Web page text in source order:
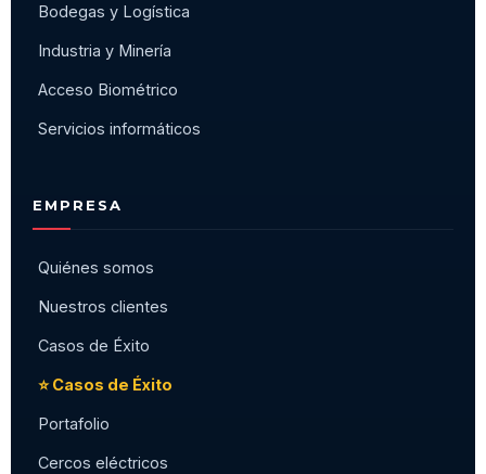
Bodegas y Logística
Industria y Minería
Acceso Biométrico
Servicios informáticos
EMPRESA
Quiénes somos
Nuestros clientes
Casos de Éxito
⭐ Casos de Éxito
Portafolio
Cercos eléctricos